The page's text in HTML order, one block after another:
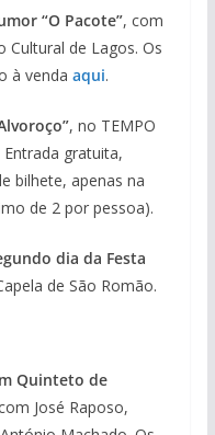
“O Pacote”, com
Cultural de Lagos. Os
à venda aqui.
, no TEMPO
gratuita,
bilhete, apenas na
de 2 por pessoa).
dia da Festa
de São Romão.
Quinteto de
José Raposo,